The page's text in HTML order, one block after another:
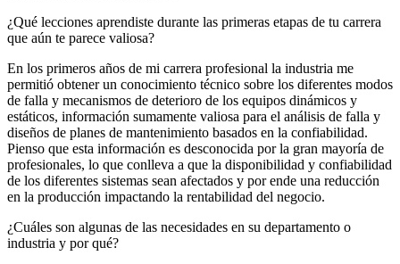
¿Qué lecciones aprendiste durante las primeras etapas de tu carrera
que aún te parece valiosa?
En los primeros años de mi carrera profesional la industria me
permitió obtener un conocimiento técnico sobre los diferentes modos
de falla y mecanismos de deterioro de los equipos dinámicos y
estáticos, información sumamente valiosa para el análisis de falla y
diseños de planes de mantenimiento basados en la confiabilidad.
Pienso que esta información es desconocida por la gran mayoría de
profesionales, lo que conlleva a que la disponibilidad y confiabilidad
de los diferentes sistemas sean afectados y por ende una reducción
en la producción impactando la rentabilidad del negocio.
¿Cuáles son algunas de las necesidades en su departamento o
industria y por qué?